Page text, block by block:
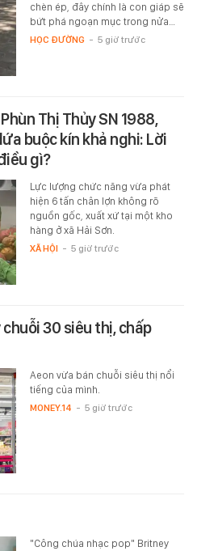
chèn ép, đây chính là con giáp sẽ
bứt phá ngoạn mục trong nửa…
HỌC ĐƯỜNG - 5 giờ trước
Thị Thủy SN 1988,
buộc kín khả nghi: Lời
gì?
Lực lượng chức năng vừa phát
hiện 6 tấn chân lợn không rõ
nguồn gốc, xuất xứ tại một kho
hàng ở xã Hải Sơn.
XÃ HỘI - 5 giờ trước
30 siêu thị, chấp
Aeon vừa bán chuỗi siêu thị nổi
tiếng của mình.
MONEY.14 - 5 giờ trước
"Công chúa nhạc pop" Britney